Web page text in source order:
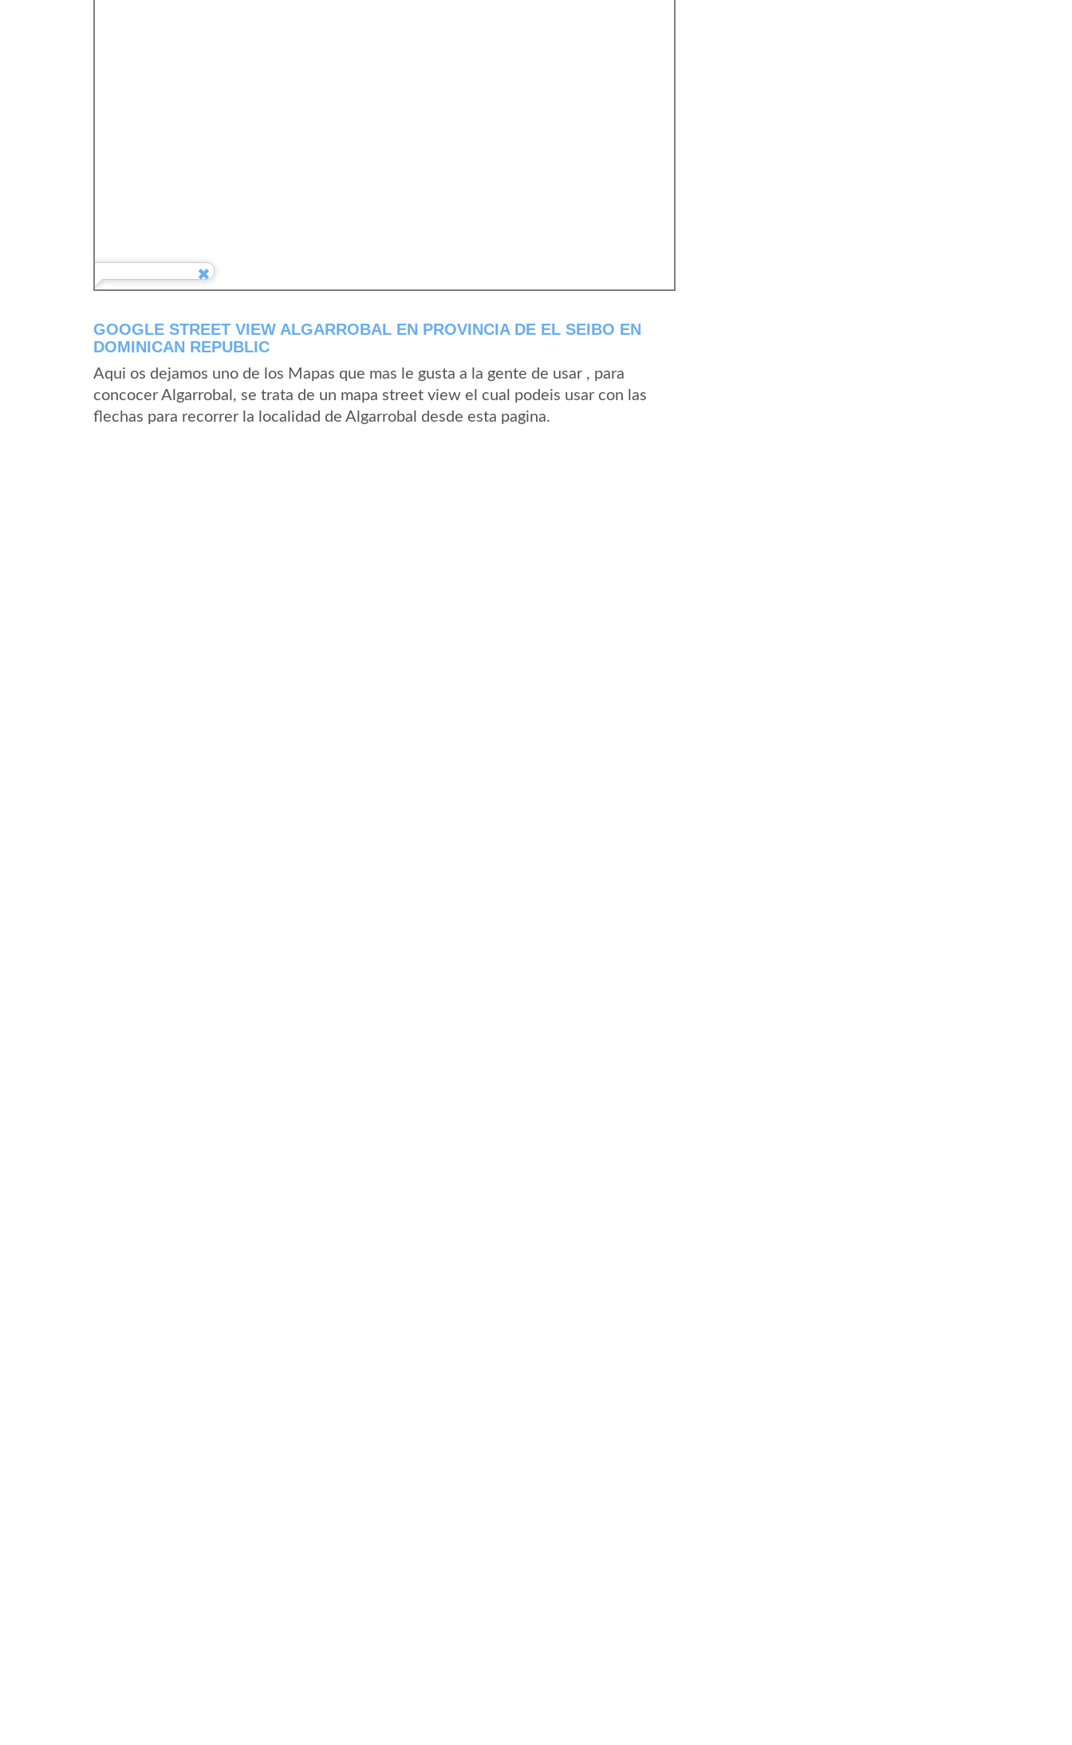
GOOGLE STREET VIEW ALGARROBAL EN PROVINCIA DE EL SEIBO EN
DOMINICAN REPUBLIC
Aqui os dejamos uno de los Mapas que mas le gusta a la gente de usar , para
concocer Algarrobal, se trata de un mapa street view el cual podeis usar con las
flechas para recorrer la localidad de Algarrobal desde esta pagina.